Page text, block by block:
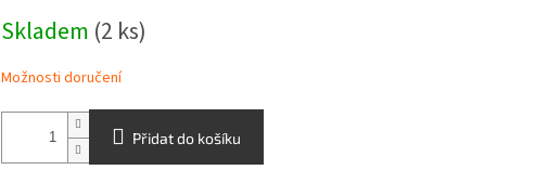
cena:
Skladem (2 ks)
Možnosti doručení
Přidat do košíku